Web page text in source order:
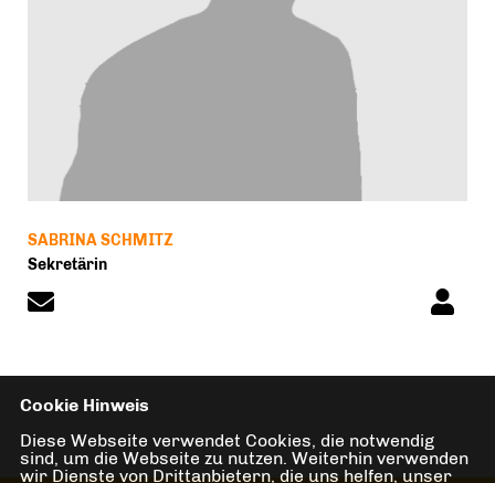
SABRINA SCHMITZ
Sekretärin
Cookie Hinweis
Diese Webseite verwendet Cookies, die notwendig
sind, um die Webseite zu nutzen. Weiterhin verwenden
wir Dienste von Drittanbietern, die uns helfen, unser